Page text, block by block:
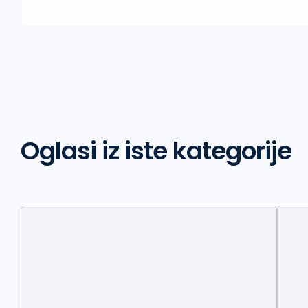
Oglasi iz iste kategorije